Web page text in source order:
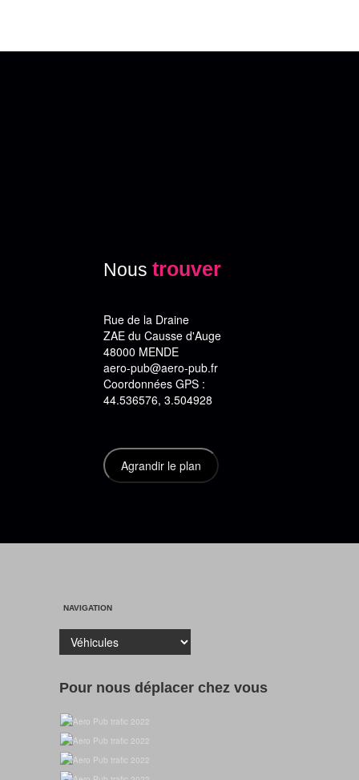
Nous trouver
Rue de la Draine
ZAE du Causse d'Auge
48000 MENDE
aero-pub@aero-pub.fr
Coordonnées GPS :
44.536576, 3.504928
NAVIGATION
Pour nous déplacer chez vous